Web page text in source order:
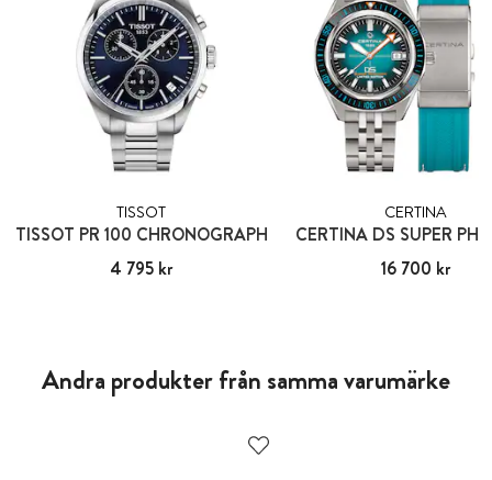
TISSOT
TISSOT PR 100 CHRONOGRAPH
Pris:4 795 kr
4 795 kr
CERTINA
CERTINA DS SUPER
Pris: 16 700 kr
16 700 kr
Andra produkter från samma varumärke